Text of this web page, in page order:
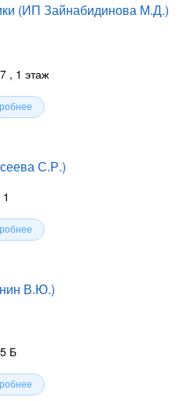
(ИП Зайнабидинова М.Д.)
, 1 этаж
С.Р.)
В.Ю.)
Б